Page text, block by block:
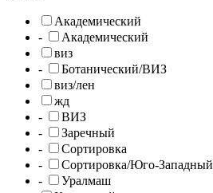
Академический
-
Академический
виз
-
Ботанический/ВИЗ
виз/лен
жд
-
ВИЗ
-
Заречный
-
Сортировка
-
Сортировка/Юго-Западный
-
Уралмаш